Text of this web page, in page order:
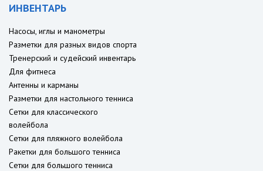
ИНВЕНТАРЬ
Насосы, иглы и манометры
Разметки для разных видов спорта
Тренерский и судейский инвентарь
Для фитнеса
Антенны и карманы
Разметки для настольного тенниса
Сетки для классического
волейбола
Сетки для пляжного волейбола
Ракетки для большого тенниса
Сетки для большого тенниса